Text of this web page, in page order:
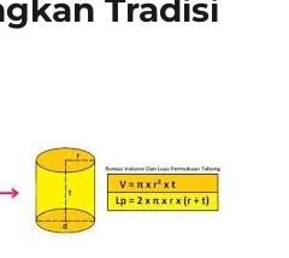
Tradisi